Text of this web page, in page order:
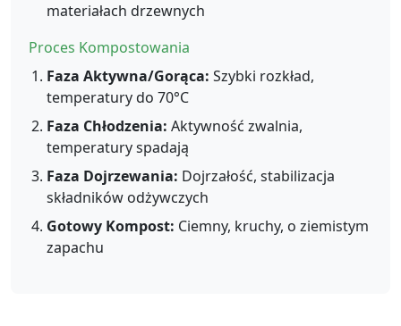
materiałach drzewnych
Proces Kompostowania
Faza Aktywna/Gorąca: Szybki rozkład,
temperatury do 70°C
Faza Chłodzenia: Aktywność zwalnia,
temperatury spadają
Faza Dojrzewania: Dojrzałość, stabilizacja
składników odżywczych
Gotowy Kompost: Ciemny, kruchy, o ziemistym
zapachu